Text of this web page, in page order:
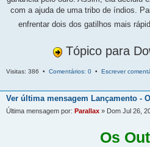
com a ajuda de uma tribo de índios.
enfrentar dois dos gatilhos mais
Tópico para
Visitas: 386 • Comentários: 0 • Escrever
Ver última mensagem Lançamento -
Última mensagem por: Parallax » Dom Jul 26,
Os